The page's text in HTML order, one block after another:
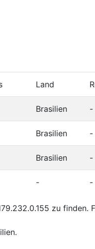
Land
Brasilien -
Brasilien -
Brasilien -
- -
zu